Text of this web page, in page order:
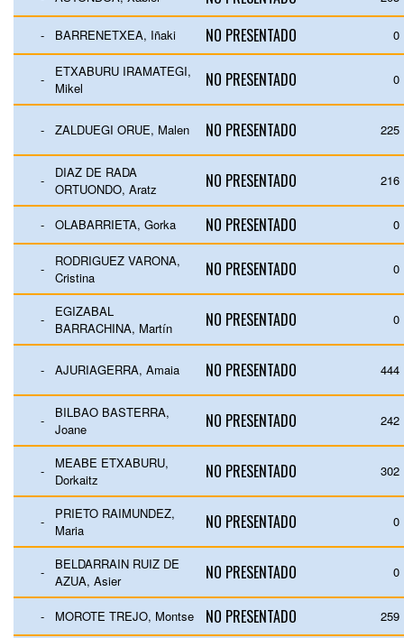
- BARRENETXEA, Iñaki NO PRESENTADO 0
-
ETXABURU IRAMATEGI,
Mikel
NO PRESENTADO 0
- ZALDUEGI ORUE, Malen NO PRESENTADO 225
-
DIAZ DE RADA
ORTUONDO, Aratz
NO PRESENTADO 216
- OLABARRIETA, Gorka NO PRESENTADO 0
-
RODRIGUEZ VARONA,
Cristina
NO PRESENTADO 0
-
EGIZABAL
BARRACHINA, Martín
NO PRESENTADO 0
- AJURIAGERRA, Amaia NO PRESENTADO 444
-
BILBAO BASTERRA,
Joane
NO PRESENTADO 242
-
MEABE ETXABURU,
Dorkaitz
NO PRESENTADO 302
-
PRIETO RAIMUNDEZ,
Maria
NO PRESENTADO 0
-
BELDARRAIN RUIZ DE
AZUA, Asier
NO PRESENTADO 0
- MOROTE TREJO, Montse NO PRESENTADO 259